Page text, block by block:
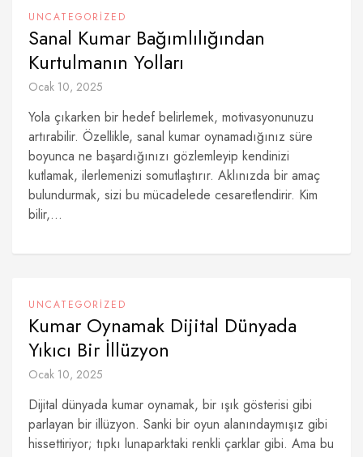
UNCATEGORIZED
Sanal Kumar Bağımlılığından
Kurtulmanın Yolları
Ocak 10, 2025
Yola çıkarken bir hedef belirlemek, motivasyonunuzu
artırabilir. Özellikle, sanal kumar oynamadığınız süre
boyunca ne başardığınızı gözlemleyip kendinizi
kutlamak, ilerlemenizi somutlaştırır. Aklınızda bir amaç
bulundurmak, sizi bu mücadelede cesaretlendirir. Kim
bilir,...
UNCATEGORIZED
Kumar Oynamak Dijital Dünyada
Yıkıcı Bir İllüzyon
Ocak 10, 2025
Dijital dünyada kumar oynamak, bir ışık gösterisi gibi
parlayan bir illüzyon. Sanki bir oyun alanındaymışız gibi
hissettiriyor; tıpkı lunaparktaki renkli çarklar gibi. Ama bu